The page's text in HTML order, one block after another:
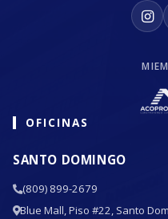
OFICINAS
SANTO DOMINGO
(809) 899-2679
Blue Mall, Piso #22, Santo